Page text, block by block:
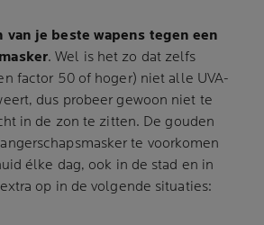
van je beste wapens tegen een
. Wel is het zo dat zelfs
factor 50 of hoger) niet alle UVA-
dus probeer gewoon niet te
in de zon te zitten. De gouden
te voorkomen
élke dag, ook in de stad en in
op in de volgende situaties: